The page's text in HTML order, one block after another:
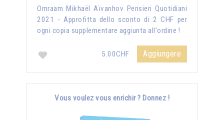
Omraam Mikhaël Aïvanhov Pensieri Quotidiani
2021 - Approfitta dello sconto di 2 CHF per
ogni copia supplementare aggiunta all'ordine !
5.00CHF Aggiungere
Vous voulez vous enrichir ? Donnez !